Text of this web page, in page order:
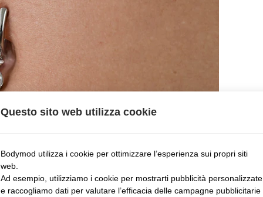
Questo sito web utilizza cookie
Bodymod utilizza i cookie per ottimizzare l’esperienza sui propri siti
web.
Ad esempio, utilizziamo i cookie per mostrarti pubblicità personalizzate
e raccogliamo dati per valutare l’efficacia delle campagne pubblicitarie